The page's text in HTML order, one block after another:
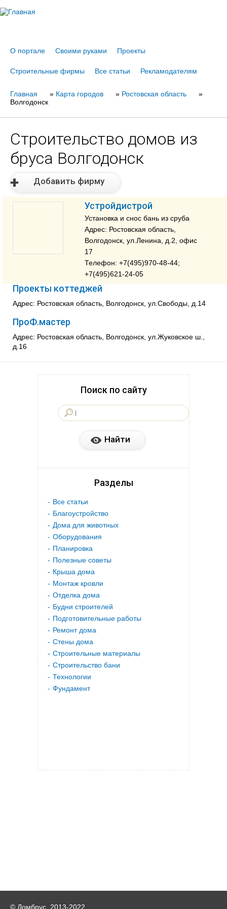
О портале Своими руками Проекты
Строительные фирмы Все статьи Рекламодателям
Вы
Главная » Карта городов » Ростовская область
»
Волгодонск
Строительство домов из
бруса Волгодонск
Добавить фирму
Устройдистрой
Установка и снос бань из сруба
Адрес: Ростовская область,
Волгодонск, ул.Ленина, д.2, офис
17
Телефон: +7(495)970-48-44;
+7(495)621-24-05
Проекты коттеджей
Адрес: Ростовская область, Волгодонск, ул.Свободы, д.14
ПроФ.мастер
Адрес: Ростовская область, Волгодонск, ул.Жуковское ш.,
д.16
Поиск по сайту
Разделы
Все статьи
Благоустройство
Дома для животных
Оборудования
Планировка
Полезные советы
Крыша дома
Монтаж кровли
Отделка дома
Будни строителей
Подготовительные работы
Ремонт дома
Стены дома
Строительные материалы
Строительство бани
Технологии
Фундамент
© Домбрус, 2013-2022